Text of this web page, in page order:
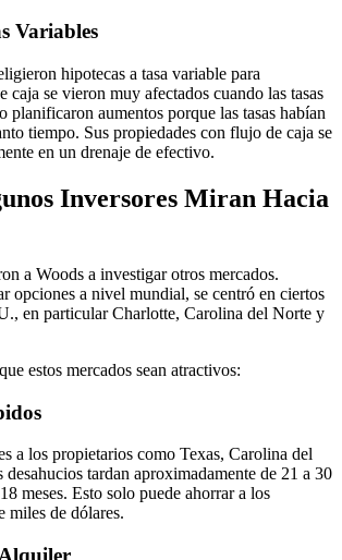
Variables
hipotecas a tasa variable para
caja se vieron muy afectados cuando las tasas
planificaron aumentos porque las tasas habían
tiempo. Sus propiedades con flujo de caja se
en un drenaje de efectivo.
Inversores Miran Hacia
a Woods a investigar otros mercados.
opciones a nivel mundial, se centró en ciertos
en particular Charlotte, Carolina del Norte y
estos mercados sean atractivos:
a los propietarios como Texas, Carolina del
tardan aproximadamente de 21 a 30
meses. Esto solo puede ahorrar a los
miles de dólares.